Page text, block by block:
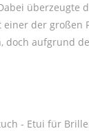
überzeugte
einer der großen
doch aufgrund
- Etui für